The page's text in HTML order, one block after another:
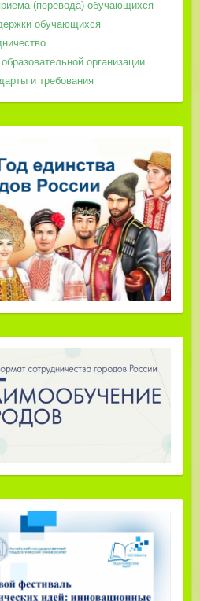
(перевода) обучающихся
обучающихся
организации
и требования